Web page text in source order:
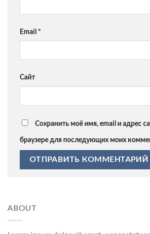
Email *
Сайт
Сохранить моё имя, email и адрес
браузере для последующих моих
ABOUT